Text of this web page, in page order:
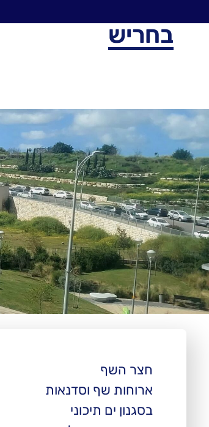
בחריש
חצר השף
ארוחות שף וסדנאות
בסגנון ים תיכוני